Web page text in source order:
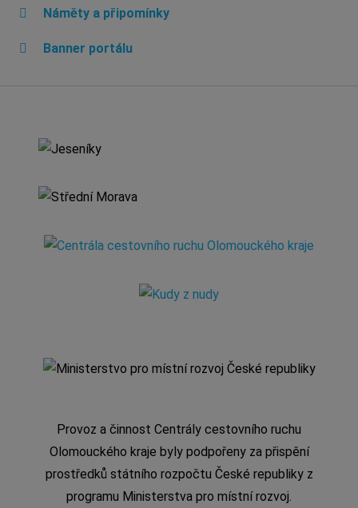
Náměty a připomínky
Banner portálu
Provoz a činnost Centrály cestovního ruchu
Olomouckého kraje byly podpořeny za přispění
prostředků státního rozpočtu České republiky z
programu Ministerstva pro místní rozvoj.